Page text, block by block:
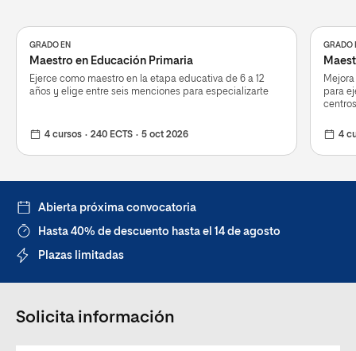
GRADO EN
Maestro en Educación Primaria
Ejerce como maestro en la etapa educativa de 6 a 12
años y elige entre seis menciones para especializarte
4 cursos 240 ECTS 5 oct 2026
GRADO
para
4
Abierta próxima convocatoria
Hasta 40% de descuento hasta el 14 de agosto
Plazas limitadas
Solicita información